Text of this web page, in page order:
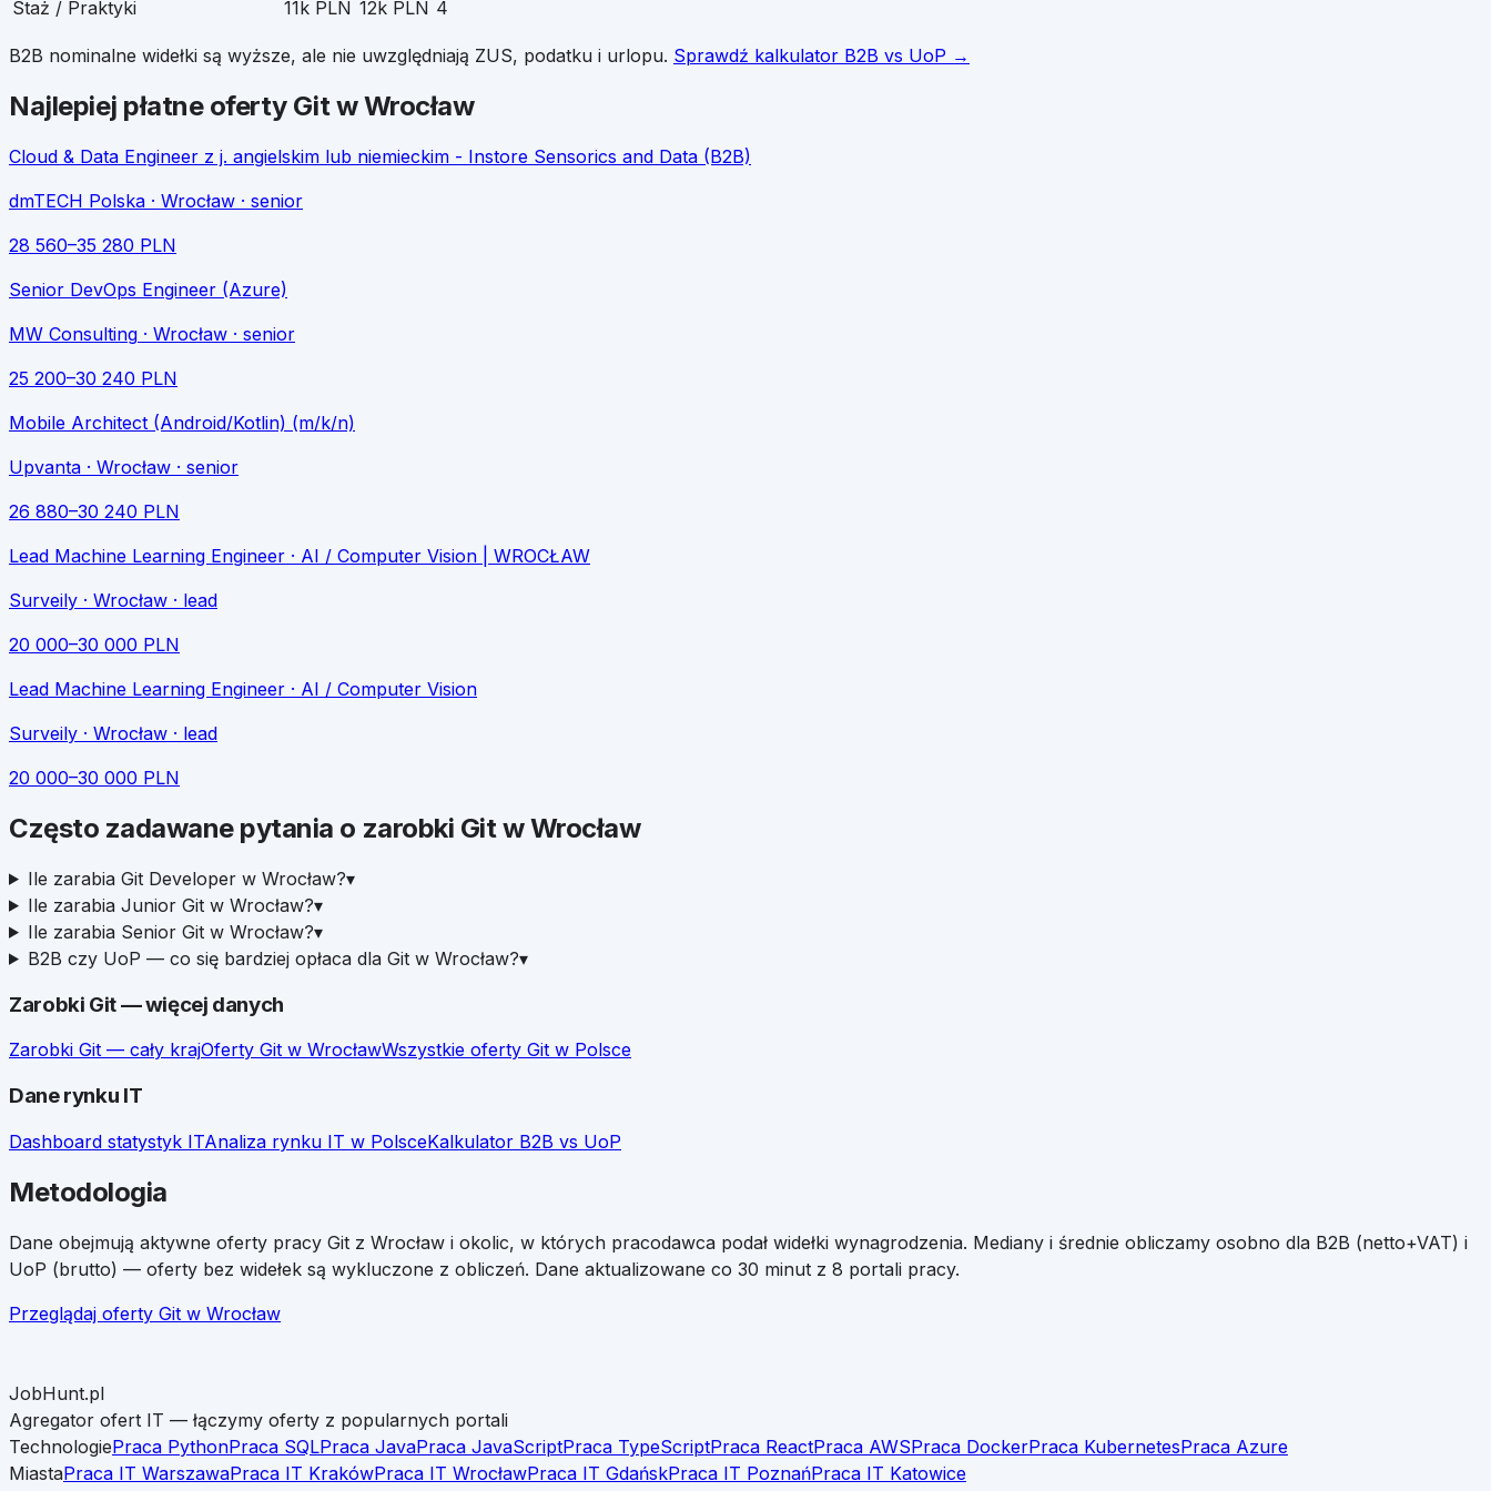
Staż / Praktyki 11k PLN 12k PLN 4
B2B nominalne widełki są wyższe, ale nie uwzględniają ZUS, podatku i urlopu. Sprawdź kalkulator B2B vs UoP →
Najlepiej płatne oferty GitwWrocław
Cloud & Data Engineer z j. angielskim lub niemieckim - Instore Sensorics and Data (B2B)
dmTECH Polska · Wrocław · senior
28 560–35 280 PLN
Senior DevOps Engineer (Azure)
MW Consulting · Wrocław · senior
25 200–30 240 PLN
Mobile Architect (Android/Kotlin) (m/k/n)
Upvanta · Wrocław · senior
26 880–30 240 PLN
Lead Machine Learning Engineer · AI / Computer Vision | WROCŁAW
Surveily · Wrocław · lead
20 000–30 000 PLN
Lead Machine Learning Engineer · AI / Computer Vision
Surveily · Wrocław · lead
20 000–30 000 PLN
Często zadawane pytania o zarobki GitwWrocław
Ile zarabia Git Developer w Wrocław?▾
Ile zarabia Junior Git w Wrocław?▾
Ile zarabia Senior Git w Wrocław?▾
B2B czy UoP — co się bardziej opłaca dla Git w Wrocław?▾
Zarobki Git— więcej danych
Zarobki Git — cały krajOferty Git w WrocławWszystkie oferty Git w Polsce
Dane rynku IT
Dashboard statystyk ITAnaliza rynku IT w PolsceKalkulator B2B vs UoP
Metodologia
Dane obejmują aktywne oferty pracy Git z Wrocław i okolic, w których pracodawca podał widełki wynagrodzenia. Mediany i średnie obliczamy osobno dla B2B (netto+VAT) i
UoP (brutto) — oferty bez widełek są wykluczone z obliczeń. Dane aktualizowane co 30 minut z 8 portali pracy.
Przeglądaj oferty Git w Wrocław
JobHunt.pl
Agregator ofert IT — łączymy oferty z popularnych portali
TechnologiePraca PythonPraca SQLPraca JavaPraca JavaScriptPraca TypeScriptPraca ReactPraca AWSPraca DockerPraca KubernetesPraca Azure
MiastaPraca IT WarszawaPraca IT KrakówPraca IT WrocławPraca IT GdańskPraca IT PoznańPraca IT Katowice